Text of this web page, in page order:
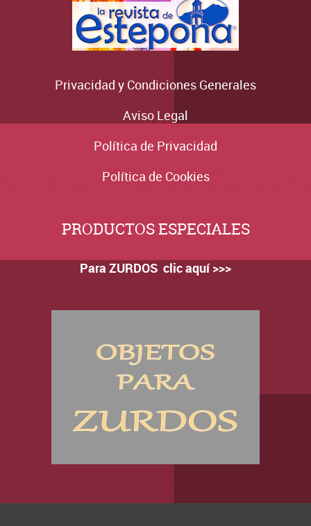
Privacidad y Condiciones Generales
Aviso Legal
Política de Privacidad
Política de Cookies
PRODUCTOS ESPECIALES
Para ZURDOS clic aquí >>>